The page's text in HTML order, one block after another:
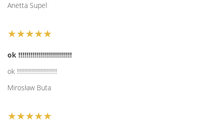
Anetta Supel
★★★★★
ok !!!!!!!!!!!!!!!!!!!!!!!!!!!
ok !!!!!!!!!!!!!!!!!!!!!!!!!!!
Mirosław Buta
★★★★★